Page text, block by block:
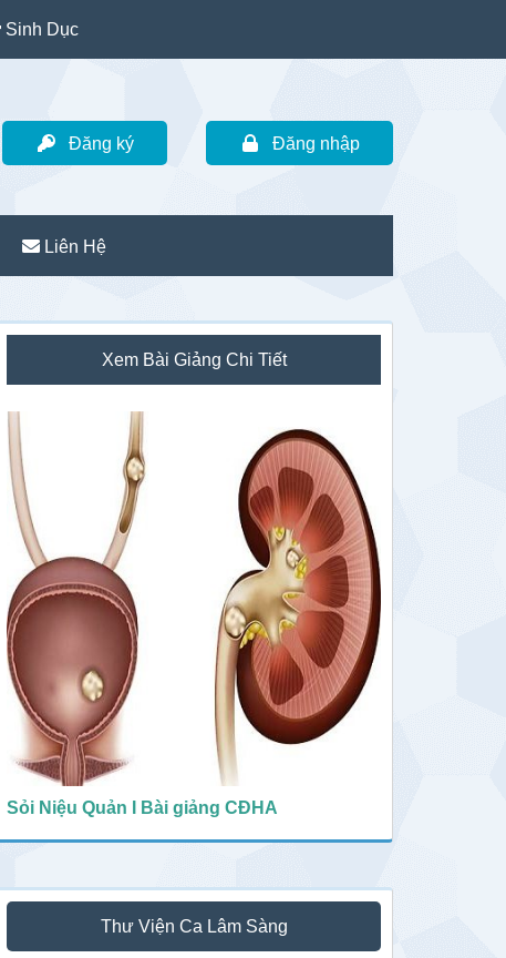
Sinh Dục
Đăng ký Đăng nhập
Liên Hệ
Sidebar
chính
Xem Bài Giảng Chi Tiết
Sỏi Niệu Quản I Bài giảng CĐHA
Thư Viện Ca Lâm Sàng